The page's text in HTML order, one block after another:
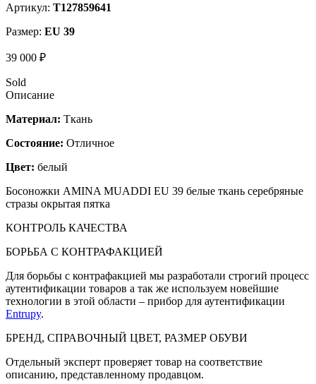
Артикул: T127859641
Размер: EU 39
39 000 ₽
Sold
Описание
Материал: Ткань
Состояние: Отличное
Цвет: белый
Босоножки AMINA MUADDI EU 39 белые ткань серебряные
стразы окрытая пятка
КОНТРОЛЬ КАЧЕСТВА
БОРЬБА С КОНТРАФАКЦИЕЙ
Для борьбы с контрафакцией мы разработали строгий процесс
аутентификации товаров а так же используем новейшие
технологии в этой области – прибор для аутентификации
Entrupy.
БРЕНД, СПРАВОЧНЫЙ ЦВЕТ, РАЗМЕР ОБУВИ
Отдельный эксперт проверяет товар на соответствие
описанию, представленному продавцом.